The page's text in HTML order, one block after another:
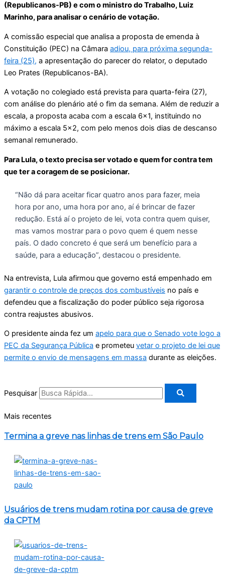
(Republicanos-PB) e com o ministro do Trabalho, Luiz
Marinho, para analisar o cenário de votação.
A comissão especial que analisa a proposta de emenda à
Constituição (PEC) na Câmara adiou, para próxima segunda-
feira (25), a apresentação do parecer do relator, o deputado
Leo Prates (Republicanos-BA).
A votação no colegiado está prevista para quarta-feira (27),
com análise do plenário até o fim da semana. Além de reduzir a
escala, a proposta acaba com a escala 6×1, instituindo no
máximo a escala 5×2, com pelo menos dois dias de descanso
semanal remunerado.
Para Lula, o texto precisa ser votado e quem for contra tem
que ter a coragem de se posicionar.
“Não dá para aceitar ficar quatro anos para fazer, meia
hora por ano, uma hora por ano, aí é brincar de fazer
redução. Está aí o projeto de lei, vota contra quem quiser,
mas vamos mostrar para o povo quem é quem nesse
país. O dado concreto é que será um benefício para a
saúde, para a educação”, destacou o presidente.
Na entrevista, Lula afirmou que governo está empenhado em
garantir o controle de preços dos combustíveis no país e
defendeu que a fiscalização do poder público seja rigorosa
contra reajustes abusivos.
O presidente ainda fez um apelo para que o Senado vote logo a
PEC da Segurança Pública e prometeu vetar o projeto de lei que
permite o envio de mensagens em massa durante as eleições.
Pesquisar
Mais recentes
Termina a greve nas linhas de trens em São Paulo
Usuários de trens mudam rotina por causa de greve
da CPTM